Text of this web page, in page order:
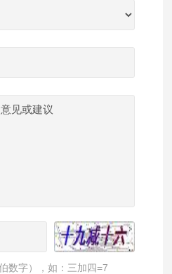
数字），如：三加四=7